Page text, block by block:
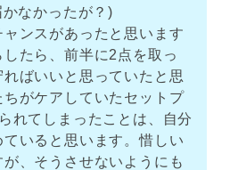
なかったが？)
ャンスがあったと思います
たら、前半に2点を取っ
ればいいと思っていたと思
ちがケアしていたセットプ
れてしまったことは、自分
ていると思います。惜しい
が、そうさせないようにも